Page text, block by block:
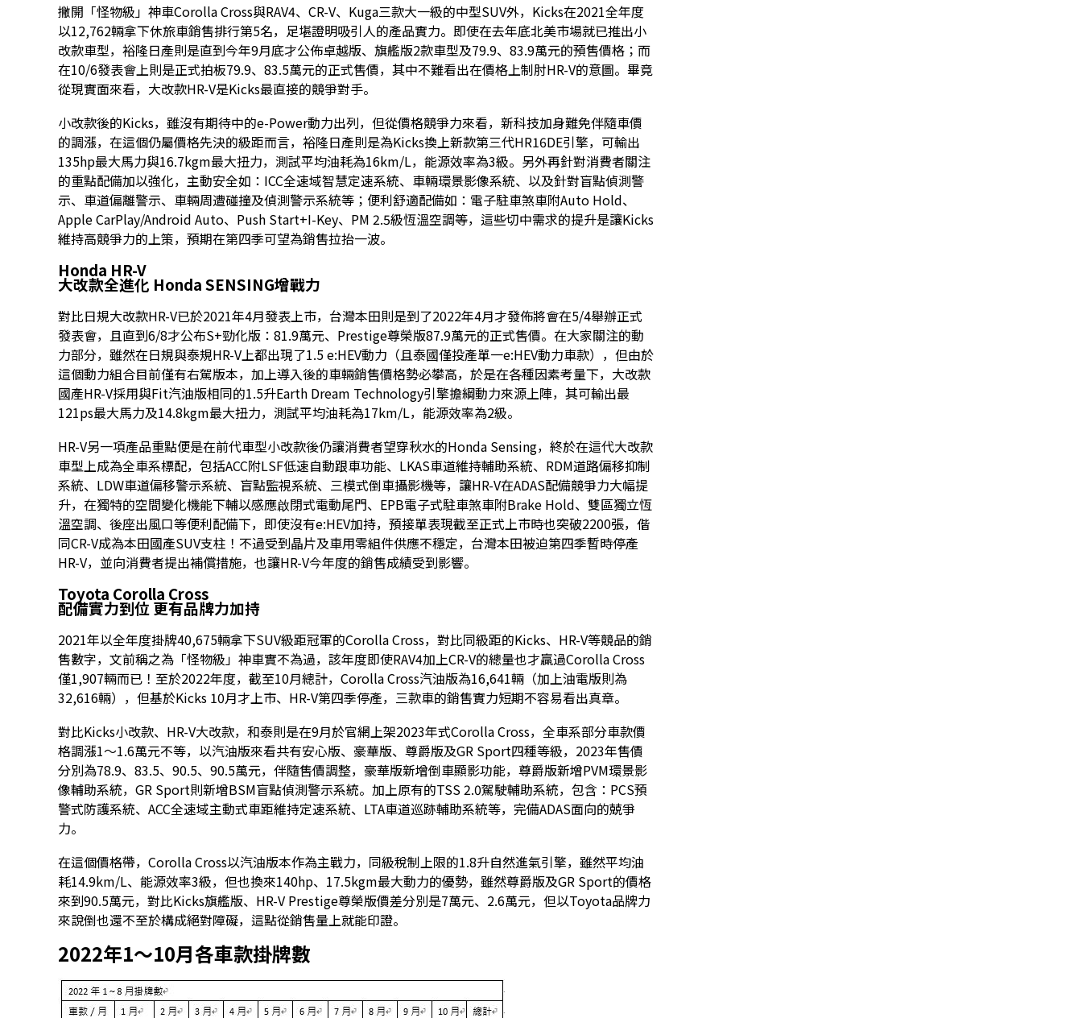
撇開「怪物級」神車Corolla Cross與RAV4、CR-V、Kuga三款大一級的中型SUV外，Kicks在2021全年度
以12,762輛拿下休旅車銷售排行第5名，足堪證明吸引人的產品實力。即使在去年底北美市場就已推出小
改款車型，裕隆日產則是直到今年9月底才公佈卓越版、旗艦版2款車型及79.9、83.9萬元的預售價格；而
在10/6發表會上則是正式拍板79.9、83.5萬元的正式售價，其中不難看出在價格上制肘HR-V的意圖。畢竟
從現實面來看，大改款HR-V是Kicks最直接的競爭對手。
小改款後的Kicks，雖沒有期待中的e-Power動力出列，但從價格競爭力來看，新科技加身難免伴隨車價
的調漲，在這個仍屬價格先決的級距而言，裕隆日產則是為Kicks換上新款第三代HR16DE引擎，可輸出
135hp最大馬力與16.7kgm最大扭力，測試平均油耗為16km/L，能源效率為3級。另外再針對消費者關注
的重點配備加以強化，主動安全如：ICC全速域智慧定速系統、車輛環景影像系統、以及針對盲點偵測警
示、車道偏離警示、車輛周遭碰撞及偵測警示系統等；便利舒適配備如：電子駐車煞車附Auto Hold、
Apple CarPlay/Android Auto、Push Start+I-Key、PM 2.5級恆溫空調等，這些切中需求的提升是讓Kicks
維持高競爭力的上策，預期在第四季可望為銷售拉抬一波。
Honda HR-V
大改款全進化 Honda SENSING增戰力
對比日規大改款HR-V已於2021年4月發表上市，台灣本田則是到了2022年4月才發佈將會在5/4舉辦正式
發表會，且直到6/8才公布S+勁化版：81.9萬元、Prestige尊榮版87.9萬元的正式售價。在大家關注的動
力部分，雖然在日規與泰規HR-V上都出現了1.5 e:HEV動力（且泰國僅投產單一e:HEV動力車款），但由於
這個動力組合目前僅有右駕版本，加上導入後的車輛銷售價格勢必攀高，於是在各種因素考量下，大改款
國產HR-V採用與Fit汽油版相同的1.5升Earth Dream Technology引擎擔綱動力來源上陣，其可輸出最
121ps最大馬力及14.8kgm最大扭力，測試平均油耗為17km/L，能源效率為2級。
HR-V另一項產品重點便是在前代車型小改款後仍讓消費者望穿秋水的Honda Sensing，終於在這代大改款
車型上成為全車系標配，包括ACC附LSF低速自動跟車功能、LKAS車道維持輔助系統、RDM道路偏移抑制
系統、LDW車道偏移警示系統、盲點監視系統、三模式倒車攝影機等，讓HR-V在ADAS配備競爭力大幅提
升，在獨特的空間變化機能下輔以感應啟閉式電動尾門、EPB電子式駐車煞車附Brake Hold、雙區獨立恆
溫空調、後座出風口等便利配備下，即使沒有e:HEV加持，預接單表現截至正式上市時也突破2200張，偕
同CR-V成為本田國產SUV支柱！不過受到晶片及車用零組件供應不穩定，台灣本田被迫第四季暫時停產
HR-V，並向消費者提出補償措施，也讓HR-V今年度的銷售成績受到影響。
Toyota Corolla Cross
配備實力到位 更有品牌力加持
2021年以全年度掛牌40,675輛拿下SUV級距冠軍的Corolla Cross，對比同級距的Kicks、HR-V等競品的銷
售數字，文前稱之為「怪物級」神車實不為過，該年度即使RAV4加上CR-V的總量也才贏過Corolla Cross
僅1,907輛而已！至於2022年度，截至10月總計，Corolla Cross汽油版為16,641輛（加上油電版則為
32,616輛），但基於Kicks 10月才上市、HR-V第四季停產，三款車的銷售實力短期不容易看出真章。
對比Kicks小改款、HR-V大改款，和泰則是在9月於官網上架2023年式Corolla Cross，全車系部分車款價
格調漲1～1.6萬元不等，以汽油版來看共有安心版、豪華版、尊爵版及GR Sport四種等級，2023年售價
分別為78.9、83.5、90.5、90.5萬元，伴隨售價調整，豪華版新增倒車顯影功能，尊爵版新增PVM環景影
像輔助系統，GR Sport則新增BSM盲點偵測警示系統。加上原有的TSS 2.0駕駛輔助系統，包含：PCS預
警式防護系統、ACC全速域主動式車距維持定速系統、LTA車道巡跡輔助系統等，完備ADAS面向的兢爭
力。
在這個價格帶，Corolla Cross以汽油版本作為主戰力，同級稅制上限的1.8升自然進氣引擎，雖然平均油
耗14.9km/L、能源效率3級，但也換來140hp、17.5kgm最大動力的優勢，雖然尊爵版及GR Sport的價格
來到90.5萬元，對比Kicks旗艦版、HR-V Prestige尊榮版價差分別是7萬元、2.6萬元，但以Toyota品牌力
來說倒也還不至於構成絕對障礙，這點從銷售量上就能印證。
2022年1～10月各車款掛牌數